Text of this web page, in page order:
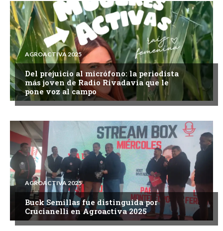
AGROACTIVA 2025
Del prejuicio al micrófono: la periodista
más joven de Radio Rivadavia que le
pone voz al campo
AGROACTIVA 2025
Buck Semillas fue distinguida por
Crucianelli en Agroactiva 2025